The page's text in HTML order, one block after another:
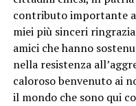
contributo importante
miei più sinceri
amici che hanno
nella resistenza
caloroso benvenuto ai
il mondo che sono qui